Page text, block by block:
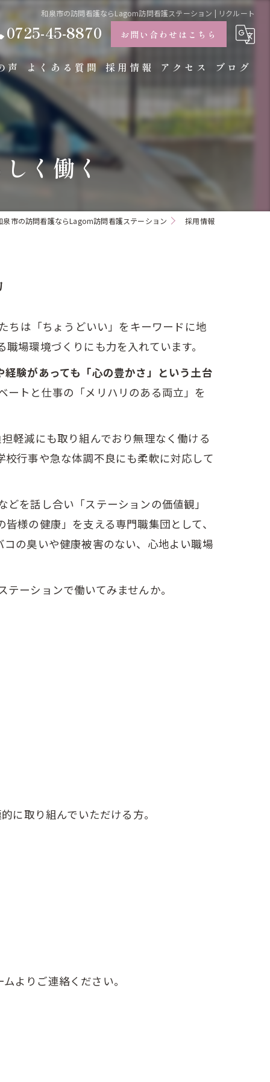
和泉市の訪問看護ならLagom訪問看護ステーション | リクルート
0725-45-8870 お問い合わせはこちら
声 よくある質問 採用情報 アクセス ブログ
コラム
く働く
泉市の訪問看護ならLagom訪問看護ステーション 採用情報
ちは「ちょうどいい」をキーワードに地
場環境づくりにも力を入れています。
経験があっても「心の豊かさ」という土台
ートと仕事の「メリハリのある両立」を
軽減にも取り組んでおり無理なく働ける
行事や急な体調不良にも柔軟に対応して
を話し合い「ステーションの価値観」
様の健康」を支える専門職集団として、
の臭いや健康被害のない、心地よい職場
ーションで働いてみませんか。
に取り組んでいただける方。
よりご連絡ください。